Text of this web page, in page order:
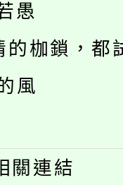
愚
的枷鎖，都
風
關連結